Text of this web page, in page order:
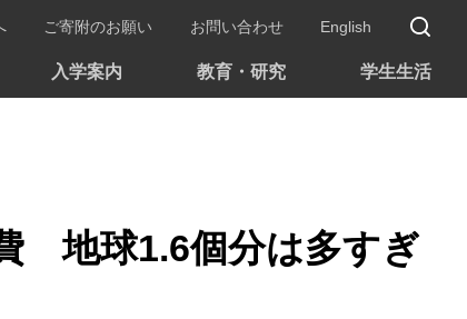
入学案内 教育・研究 学生生活
ご寄附のお願い お問い合わせ English
地球1.6個分は多すぎ